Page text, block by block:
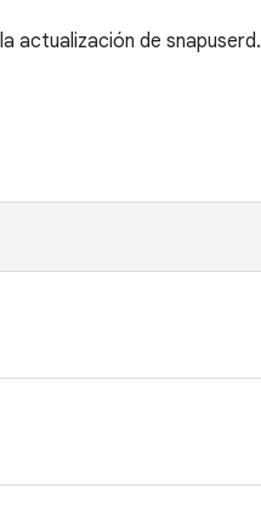
actualización de snapuserd.